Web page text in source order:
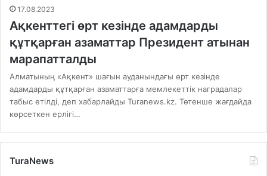
17.08.2023
Ақкенттегі өрт кезінде адамдарды
құтқарған азаматтар Президент атынан
марапатталды
Алматының «Ақкент» шағын ауданындағы өрт кезінде
адамдарды құтқарған азаматтарға мемлекеттік наградалар
табыс етілді, деп хабарлайды Turanews.kz. Төтенше жағдайда
көрсеткен ерлігі…
TuraNews